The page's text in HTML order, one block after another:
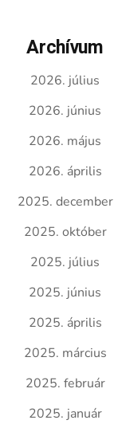
Archívum
2026. július
2026. június
2026. május
2026. április
2025. december
2025. október
2025. július
2025. június
2025. április
2025. március
2025. február
2025. január